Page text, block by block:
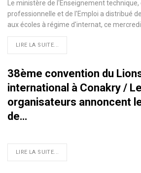
Le ministère de l'Enseignement
professionnelle et de l'Emploi a distribué
aux écoles à régime d'internat, ce mercredi
LIRE LA SUITE...
38ème convention du
international à Conakry /
organisateurs annoncent
de…
LIRE LA SUITE...